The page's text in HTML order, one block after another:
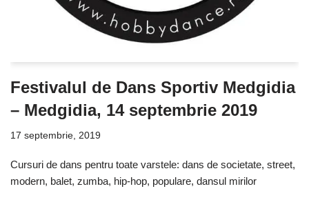
Festivalul de Dans Sportiv Medgidia
– Medgidia, 14 septembrie 2019
17 septembrie, 2019
Cursuri de dans pentru toate varstele: dans de societate, street,
modern, balet, zumba, hip-hop, populare, dansul mirilor